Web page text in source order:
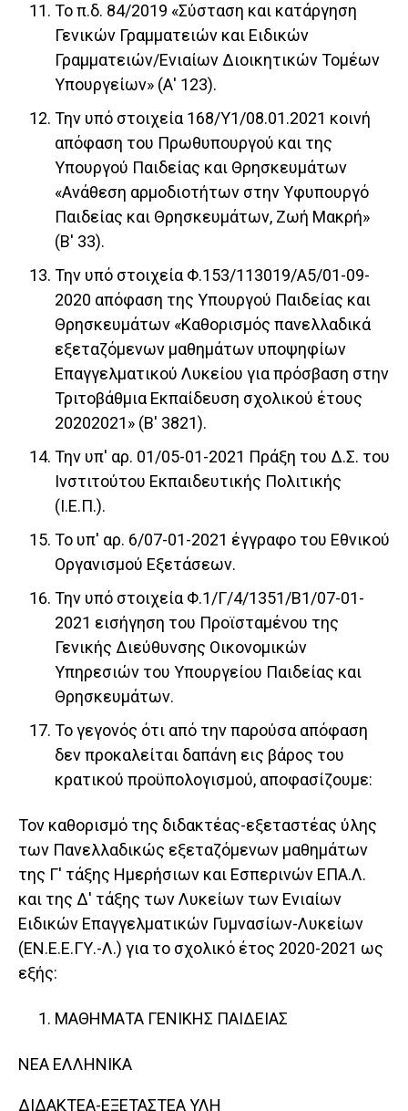
Το π.δ. 84/2019 «Σύσταση και κατάργηση
Γενικών Γραμματειών και Ειδικών
Γραμματειών/Ενιαίων Διοικητικών Τομέων
Υπουργείων» (Α' 123).
Την υπό στοιχεία 168/Υ1/08.01.2021 κοινή
απόφαση του Πρωθυπουργού και της
Υπουργού Παιδείας και Θρησκευμάτων
«Ανάθεση αρμοδιοτήτων στην Υφυπουργό
Παιδείας και Θρησκευμάτων, Ζωή Μακρή»
(Β' 33).
Την υπό στοιχεία Φ.153/113019/Α5/01-09-
2020 απόφαση της Υπουργού Παιδείας και
Θρησκευμάτων «Καθορισμός πανελλαδικά
εξεταζόμενων μαθημάτων υποψηφίων
Επαγγελματικού Λυκείου για πρόσβαση στην
Τριτοβάθμια Εκπαίδευση σχολικού έτους
20202021» (Β' 3821).
Την υπ' αρ. 01/05-01-2021 Πράξη του Δ.Σ. του
Ινστιτούτου Εκπαιδευτικής Πολιτικής
(Ι.Ε.Π.).
Το υπ' αρ. 6/07-01-2021 έγγραφο του Εθνικού
Οργανισμού Εξετάσεων.
Την υπό στοιχεία Φ.1/Γ/4/1351/Β1/07-01-
2021 εισήγηση του Προϊσταμένου της
Γενικής Διεύθυνσης Οικονομικών
Υπηρεσιών του Υπουργείου Παιδείας και
Θρησκευμάτων.
Το γεγονός ότι από την παρούσα απόφαση
δεν προκαλείται δαπάνη εις βάρος του
κρατικού προϋπολογισμού, αποφασίζουμε:
Τον καθορισμό της διδακτέας-εξεταστέας ύλης
των Πανελλαδικώς εξεταζόμενων μαθημάτων
της Γ' τάξης Ημερήσιων και Εσπερινών ΕΠΑ.Λ.
και της Δ' τάξης των Λυκείων των Ενιαίων
Ειδικών Επαγγελματικών Γυμνασίων-Λυκείων
(ΕΝ.Ε.Ε.ΓΥ.-Λ.) για το σχολικό έτος 2020-2021 ως
εξής:
ΜΑΘΗΜΑΤΑ ΓΕΝΙΚΗΣ ΠΑΙΔΕΙΑΣ
ΝΕΑ ΕΛΛΗΝΙΚΑ
ΔΙΔΑΚΤΕΑ-ΕΞΕΤΑΣΤΕΑ ΥΛΗ